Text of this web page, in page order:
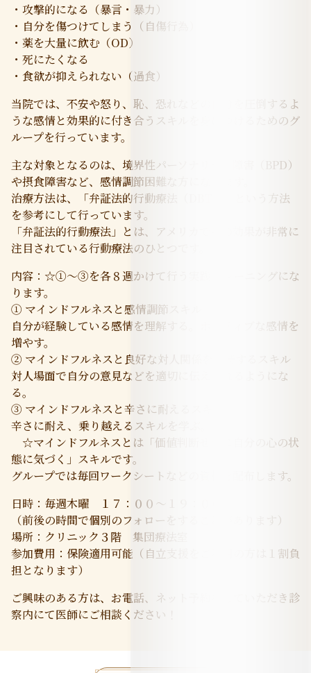
・攻撃的になる（暴言・暴力）
・自分を傷つけてしまう（自傷行為）
・薬を大量に飲む（OD）
・死にたくなる
・食欲が抑えられない（過食）
当院では、不安や怒り、恥、恐れなどの自分を圧倒するよ
うな感情と効果的に付き合うスキルを身につけるためのグ
ループを行っています。
主な対象となるのは、境界性パーソナリティ障害（BPD）
や摂食障害など、感情調節困難な方になります。
治療方法は、「弁証法的行動療法（DBT）」という方法
を参考にして行っています。
「弁証法的行動療法」とは、アメリカでその効果が非常に
注目されている行動療法のひとつです。
内容：☆①～③を各８週かけて行う実践トレーニングにな
ります。
① マインドフルネスと感情調節スキル
自分が経験している感情を理解する。ポジティブな感情を
増やす。
② マインドフルネスと良好な対人関係を維持するスキル
対人場面で自分の意見などを適切に伝えられるようにな
る。
③ マインドフルネスと辛さに耐えるスキル
辛さに耐え、乗り越えるスキルを学ぶ。
☆マインドフルネスとは「価値判断せずに自分の心の状
態に気づく」スキルです。
グループでは毎回ワークシートなどの資料を配布します。
日時：毎週木曜 １７：００～１９：００
（前後の時間で個別のフォローをすることがあります）
場所：クリニック３階 集団療法室
参加費用：保険適用可能（自立支援をご利用の方は１割負
担となります）
ご興味のある方は、お電話、ネット予約をしていただき診
察内にて医師にご相談ください！